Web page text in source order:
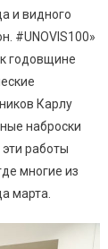
и видного
#UNOVIS100»
годовщине
Карлу
наброски
работы
многие из
марта.